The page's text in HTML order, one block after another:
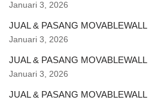
Januari 3, 2026
JUAL & PASANG
Januari 3, 2026
JUAL & PASANG
Januari 3, 2026
JUAL & PASANG